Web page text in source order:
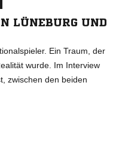
LÜNEBURG UND
Ein Traum, der
wurde. Im Interview
zwischen den beiden